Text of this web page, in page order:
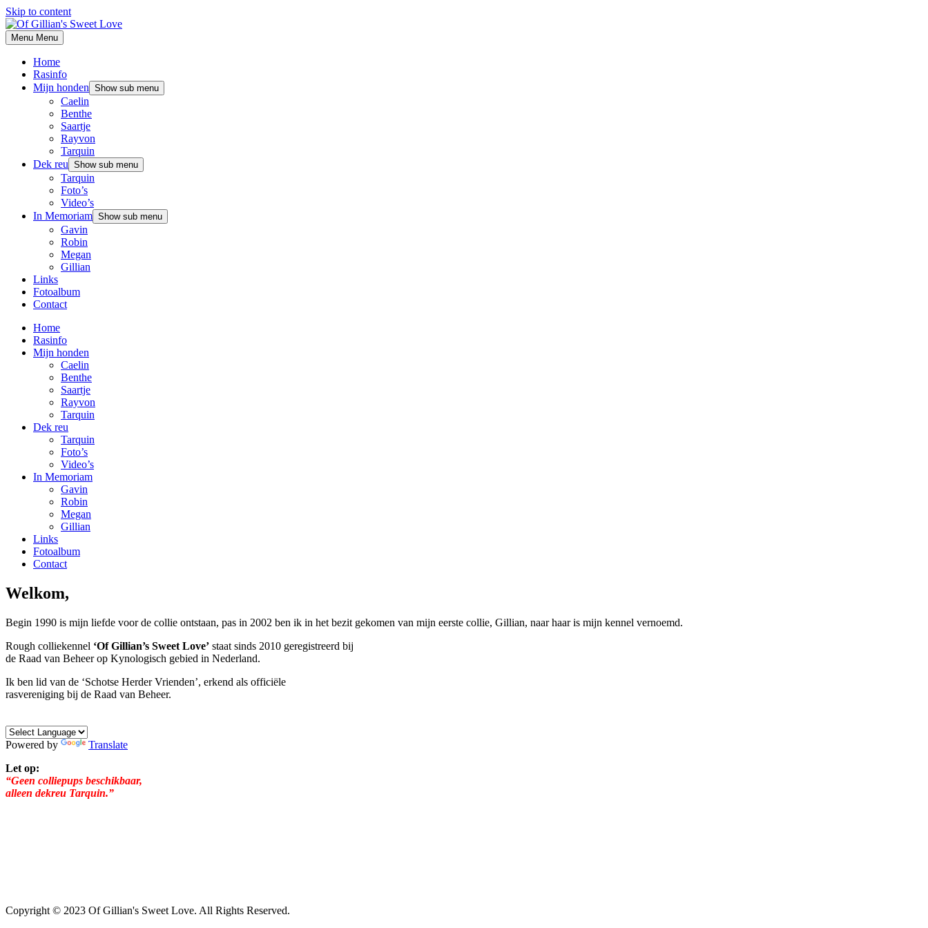
Skip to content
Menu Menu
Home
Rasinfo
Mijn honden Show sub menu
Caelin
Benthe
Saartje
Rayvon
Tarquin
Dek reu Show sub menu
Tarquin
Foto’s
Video’s
In Memoriam Show sub menu
Gavin
Robin
Megan
Gillian
Links
Fotoalbum
Contact
Home
Rasinfo
Mijn honden
Caelin
Benthe
Saartje
Rayvon
Tarquin
Dek reu
Tarquin
Foto’s
Video’s
In Memoriam
Gavin
Robin
Megan
Gillian
Links
Fotoalbum
Contact
Welkom,
Begin 1990 is mijn liefde voor de collie ontstaan, pas in 2002 ben ik in het bezit gekomen van mijn eerste collie, Gillian, naar haar is mijn kennel vernoemd.
Rough colliekennel ‘Of Gillian’s Sweet Love’ staat sinds 2010 geregistreerd bij
de Raad van Beheer op Kynologisch gebied in Nederland.
Ik ben lid van de ‘Schotse Herder Vrienden’, erkend als officiële
rasvereniging bij de Raad van Beheer.
Powered by
Translate
Let op:
“Geen colliepups beschikbaar,
alleen dekreu Tarquin.”
Copyright © 2023 Of Gillian's Sweet Love. All Rights Reserved.